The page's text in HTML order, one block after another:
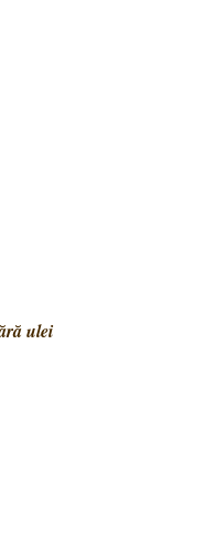
ulei